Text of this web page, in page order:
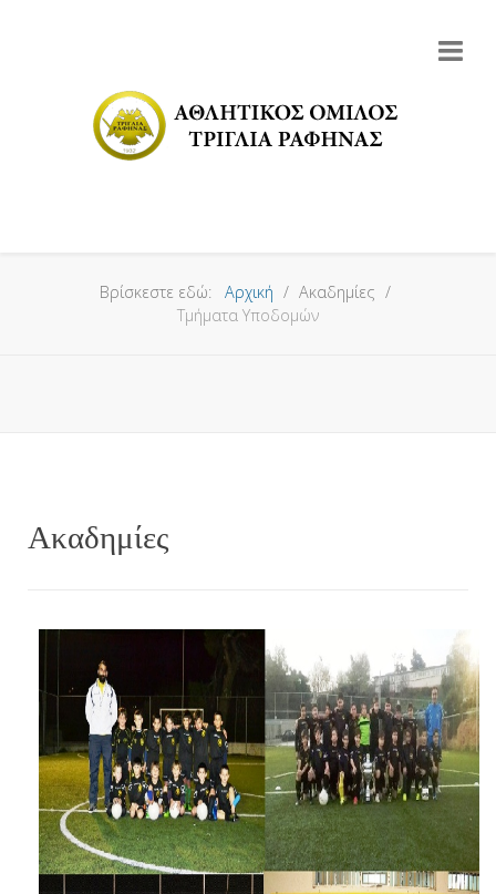
Βρίσκεστε εδώ: Αρχική
Ακαδημίες
Τμήματα Υποδομών
Ακαδημίες